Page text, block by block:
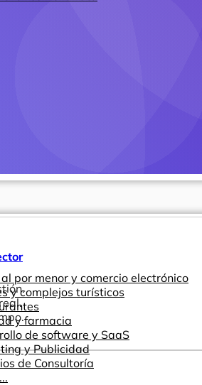
por menor y comercio electrónico
y complejos turísticos
y farmacia
de software y SaaS
y Publicidad
de Consultoría